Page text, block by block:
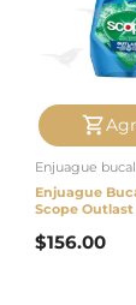
Enjuague bucal
Enjuague
Scope Outlast
$156.00